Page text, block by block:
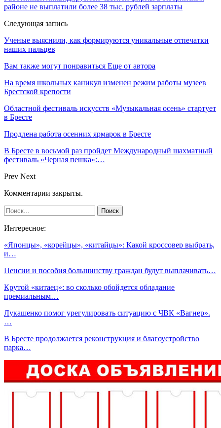
районе не выплатили более 38 тыс. рублей зарплаты
Следующая запись
Ученые выяснили, как формируются уникальные отпечатки
наших пальцев
Вам также могут понравиться Еще от автора
На время школьных каникул изменен режим работы музеев
Брестской крепости
Областной фестиваль искусств «Музыкальная осень» стартует
в Бресте
Продлена работа осенних ярмарок в Бресте
В Бресте в восьмой раз пройдет Международный шахматный
фестиваль «Черная пешка»:…
Prev Next
Комментарии закрыты.
Интересное:
«Японцы», «корейцы», «китайцы»: Какой кроссовер выбрать,
и…
Пенсии и пособия большинству граждан будут выплачивать…
Крутой «китаец»: во сколько обойдется обладание
премиальным…
Лукашенко помог урегулировать ситуацию с ЧВК «Вагнер».
…
В Бресте продолжается реконструкция и благоустройство
парка…